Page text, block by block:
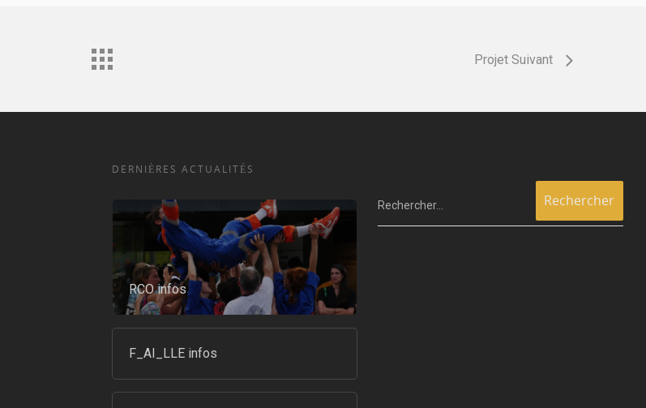
Projet Suivant
DERNIÈRES ACTUALITÉS
RCO infos
F_AI_LLE infos
Rechercher…